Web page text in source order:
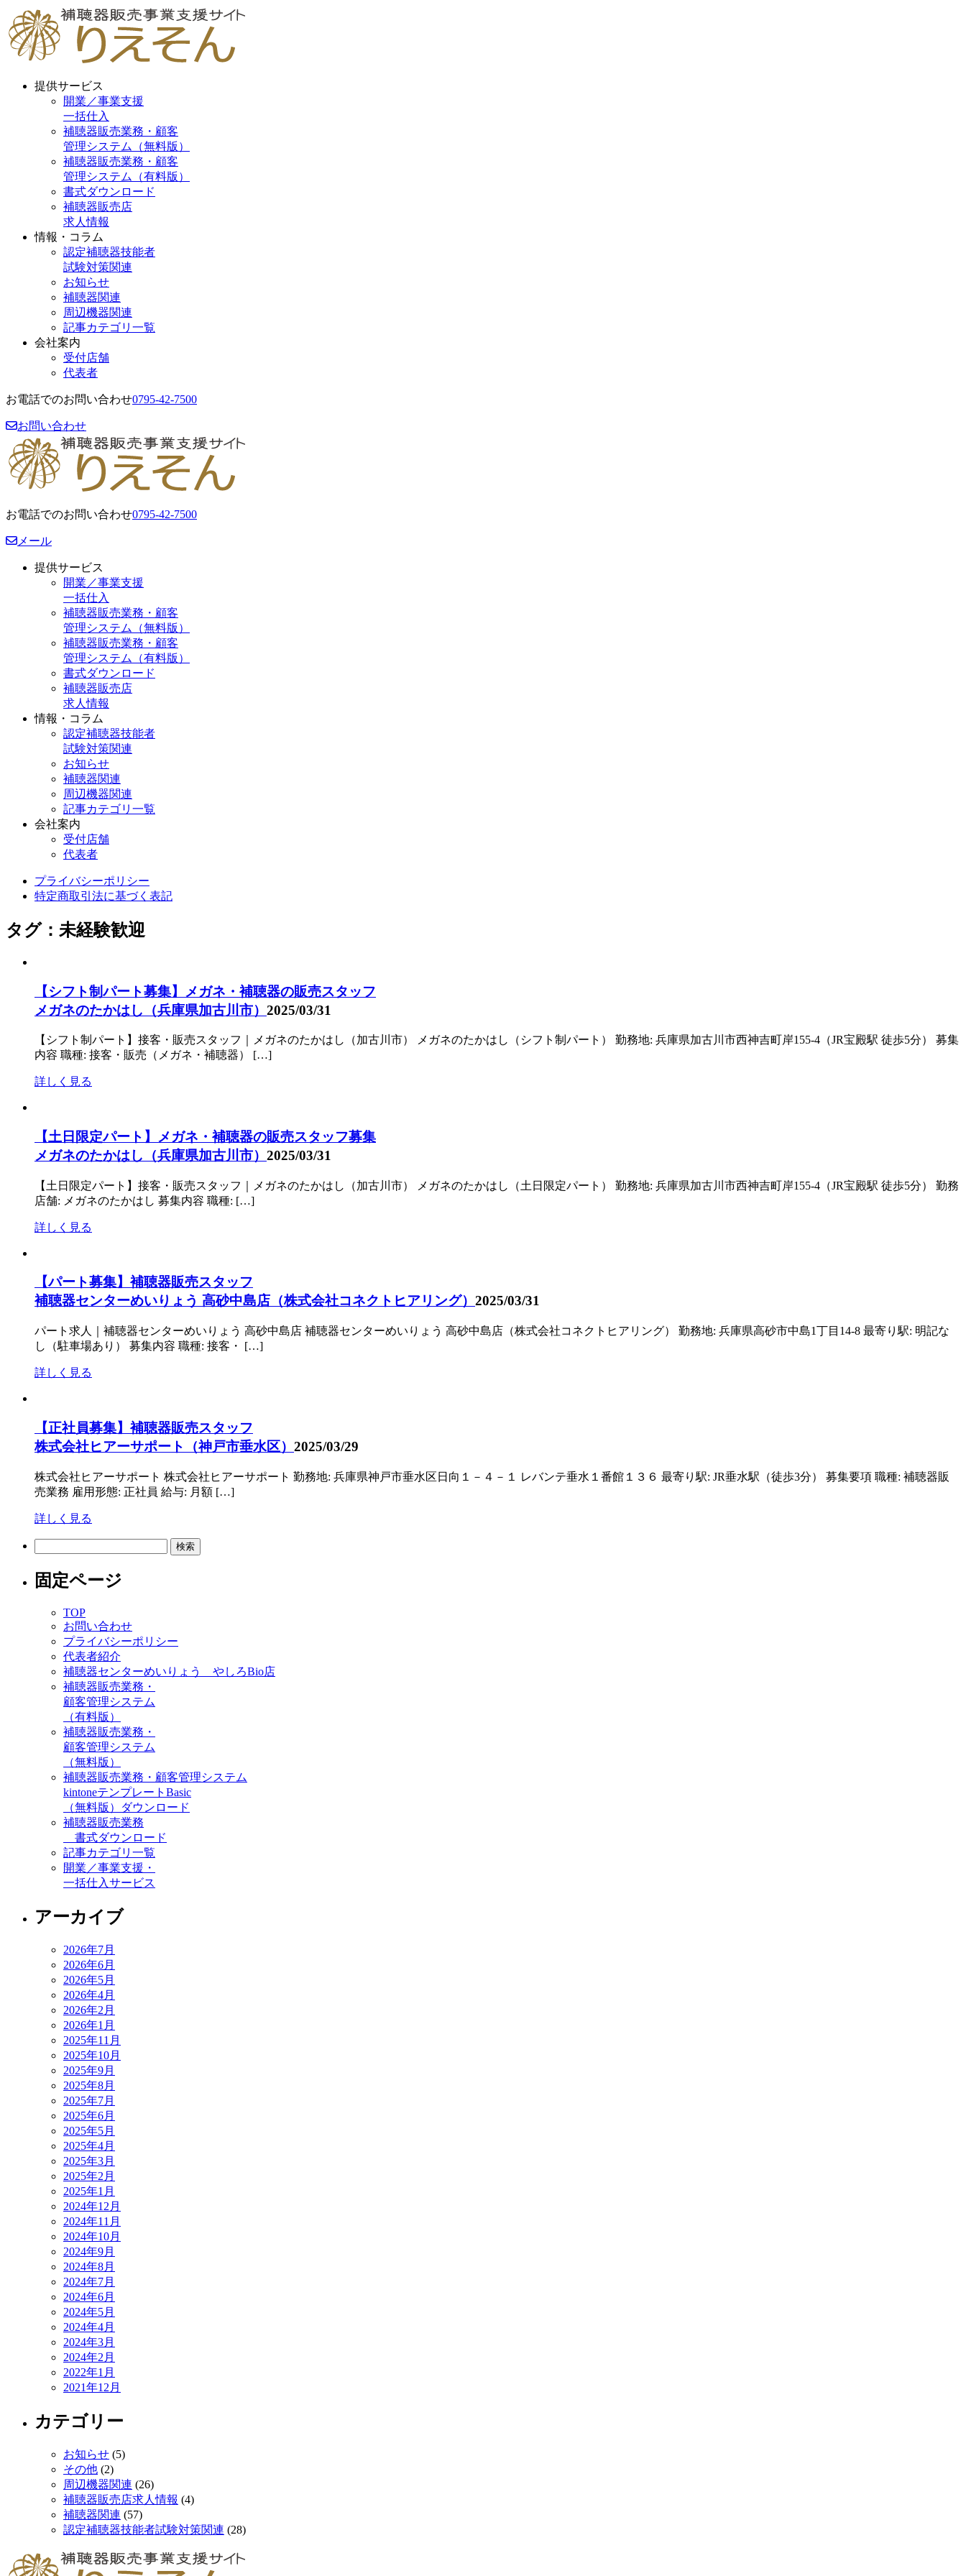
提供サービス
開業／事業支援
一括仕入
補聴器販売業務・顧客
管理システム（無料版）
補聴器販売業務・顧客
管理システム（有料版）
書式ダウンロード
補聴器販売店
求人情報
情報・コラム
認定補聴器技能者
試験対策関連
お知らせ
補聴器関連
周辺機器関連
記事カテゴリ一覧
会社案内
受付店舗
代表者
お電話でのお問い合わせ0795-42-7500
お問い合わせ
お電話でのお問い合わせ0795-42-7500
メール
提供サービス
開業／事業支援
一括仕入
補聴器販売業務・顧客
管理システム（無料版）
補聴器販売業務・顧客
管理システム（有料版）
書式ダウンロード
補聴器販売店
求人情報
情報・コラム
認定補聴器技能者
試験対策関連
お知らせ
補聴器関連
周辺機器関連
記事カテゴリ一覧
会社案内
受付店舗
代表者
プライバシーポリシー
特定商取引法に基づく表記
タグ：未経験歓迎
【シフト制パート募集】メガネ・補聴器の販売スタッフ
メガネのたかはし（兵庫県加古川市） 2025/03/31
【シフト制パート】接客・販売スタッフ｜メガネのたかはし（加古川市） メガネのたかはし（シフト制パート） 勤務地: 兵庫県加古川市西神吉町岸155-4（JR宝殿駅 徒歩5分） 募集
内容 職種: 接客・販売（メガネ・補聴器） […]
詳しく見る
【土日限定パート】メガネ・補聴器の販売スタッフ募集
メガネのたかはし（兵庫県加古川市） 2025/03/31
【土日限定パート】接客・販売スタッフ｜メガネのたかはし（加古川市） メガネのたかはし（土日限定パート） 勤務地: 兵庫県加古川市西神吉町岸155-4（JR宝殿駅 徒歩5分） 勤務
店舗: メガネのたかはし 募集内容 職種: […]
詳しく見る
【パート募集】補聴器販売スタッフ
補聴器センターめいりょう 高砂中島店（株式会社コネクトヒアリング） 2025/03/31
パート求人｜補聴器センターめいりょう 高砂中島店 補聴器センターめいりょう 高砂中島店（株式会社コネクトヒアリング） 勤務地: 兵庫県高砂市中島1丁目14-8 最寄り駅: 明記な
し（駐車場あり） 募集内容 職種: 接客・ […]
詳しく見る
【正社員募集】補聴器販売スタッフ
株式会社ヒアーサポート（神戸市垂水区） 2025/03/29
株式会社ヒアーサポート 株式会社ヒアーサポート 勤務地: 兵庫県神戸市垂水区日向１－４－１ レバンテ垂水１番館１３６ 最寄り駅: JR垂水駅（徒歩3分） 募集要項 職種: 補聴器販
売業務 雇用形態: 正社員 給与: 月額 […]
詳しく見る
固定ページ
TOP
お問い合わせ
プライバシーポリシー
代表者紹介
補聴器センターめいりょう やしろBio店
補聴器販売業務・
顧客管理システム
（有料版）
補聴器販売業務・
顧客管理システム
（無料版）
補聴器販売業務・顧客管理システム
kintoneテンプレートBasic
（無料版）ダウンロード
補聴器販売業務
書式ダウンロード
記事カテゴリ一覧
開業／事業支援・
一括仕入サービス
アーカイブ
2026年7月
2026年6月
2026年5月
2026年4月
2026年2月
2026年1月
2025年11月
2025年10月
2025年9月
2025年8月
2025年7月
2025年6月
2025年5月
2025年4月
2025年3月
2025年2月
2025年1月
2024年12月
2024年11月
2024年10月
2024年9月
2024年8月
2024年7月
2024年6月
2024年5月
2024年4月
2024年3月
2024年2月
2022年1月
2021年12月
カテゴリー
お知らせ (5)
その他 (2)
周辺機器関連 (26)
補聴器販売店求人情報 (4)
補聴器関連 (57)
認定補聴器技能者試験対策関連 (28)